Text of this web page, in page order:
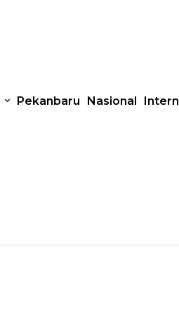
Pekanbaru Nasional